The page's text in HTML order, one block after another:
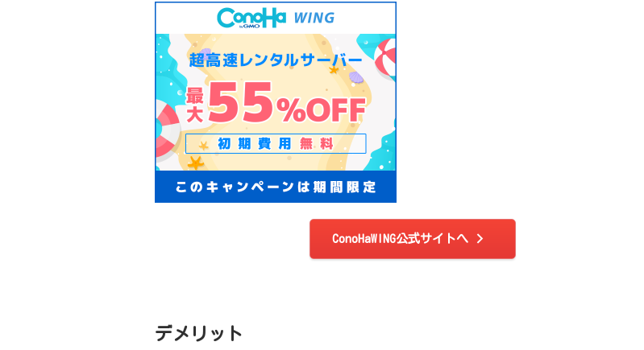
ConoHaWING公式サイトへ
デメリット